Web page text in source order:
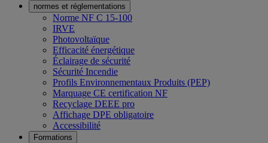
normes et réglementations
Norme NF C 15-100
IRVE
Photovoltaïque
Efficacité énergétique
Éclairage de sécurité
Sécurité Incendie
Profils Environnementaux Produits (PEP)
Marquage CE certification NF
Recyclage DEEE pro
Affichage DPE obligatoire
Accessibilité
Formations